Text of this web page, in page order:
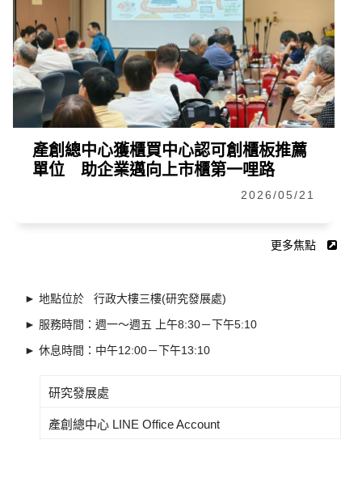
產創總中心獲櫃買中心認可創櫃板推薦
單位 助企業邁向上市櫃第一哩路
2026/05/21
更多焦點
► 地點位於 行政大樓三樓(研究發展處)
► 服務時間：週一～週五 上午8:30－下午5:10
► 休息時間：中午12:00－下午13:10
研究發展處
產創總中心 LINE Office Account